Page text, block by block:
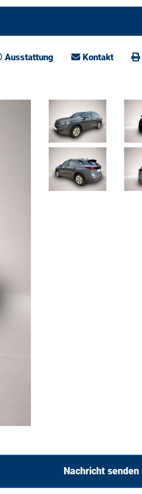
Ausstattung Kontakt
Nachricht senden